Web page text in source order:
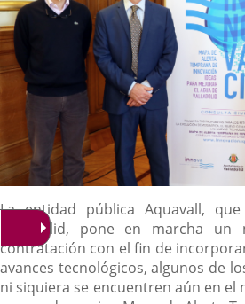
Descripción
La entidad pública Aquavall,
Valladolid, pone en marcha un
contratación con el fin de
avances tecnológicos, algunos de
ni siquiera se encuentren aún en el